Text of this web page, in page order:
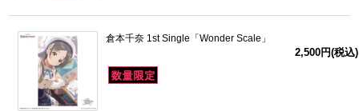
倉本千奈 1st Single「Wonder Scale」
2,500円(税込)